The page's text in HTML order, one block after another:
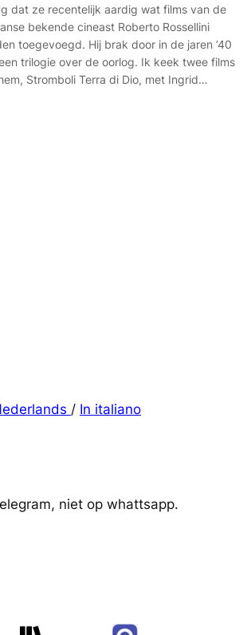
dat ze recentelijk aardig wat films van de
bekende cineast Roberto Rossellini
toegevoegd. Hij brak door in de jaren ’40
trilogie over de oorlog. Ik keek twee films
Stromboli Terra di Dio, met Ingrid…
/ In italiano
niet op whattsapp.